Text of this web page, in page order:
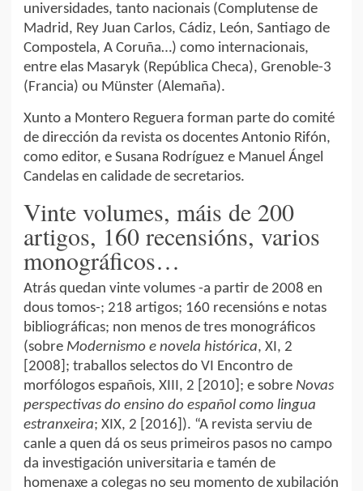
universidades, tanto nacionais (Complutense de
Madrid, Rey Juan Carlos, Cádiz, León, Santiago de
Compostela, A Coruña…) como internacionais,
entre elas Masaryk (República Checa), Grenoble-3
(Francia) ou Münster (Alemaña).
Xunto a Montero Reguera forman parte do comité
de dirección da revista os docentes Antonio Rifón,
como editor, e Susana Rodríguez e Manuel Ángel
Candelas en calidade de secretarios.
Vinte volumes, máis de 200
artigos, 160 recensións, varios
monográficos…
Atrás quedan vinte volumes -a partir de 2008 en
dous tomos-; 218 artigos; 160 recensións e notas
bibliográficas; non menos de tres monográficos
(sobre Modernismo e novela histórica, XI, 2
[2008]; traballos selectos do VI Encontro de
morfólogos españois, XIII, 2 [2010]; e sobre Novas
perspectivas do ensino do español como lingua
estranxeira; XIX, 2 [2016]). “A revista serviu de
canle a quen dá os seus primeiros pasos no campo
da investigación universitaria e tamén de
homenaxe a colegas no seu momento de xubilación